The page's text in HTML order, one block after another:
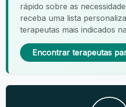
rápido sobre as
receba uma lista
terapeutas mais indicados
Encontrar terapeutas